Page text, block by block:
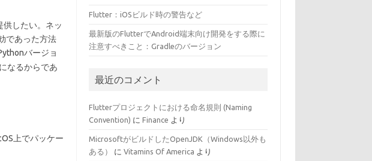
したい。ネッ
であった方法
バージョ
なるからであ
上でパッケー
Flutter：iOSビルド時の警告など
最新版のFlutterでAndroid端末向け開発をする際に
注意すべきこと：Gradleのバージョン
最近のコメント
Flutterプロジェクトにおける命名規則 (Naming
Convention) にFinance より
MicrosoftがビルドしたOpenJDK（Windows以外も
ある）
にVitamins Of America より